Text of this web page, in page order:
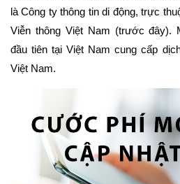
là Công ty thông tin di động, trực
Viễn thông Việt Nam (trước đây).
đầu tiên tại Việt Nam cung cấp
Việt Nam.